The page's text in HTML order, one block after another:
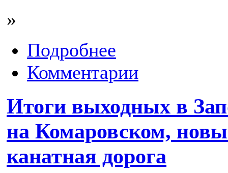
»
Подробнее
Комментарии
Итоги выходных в
на Комаровском,
канатная дорога